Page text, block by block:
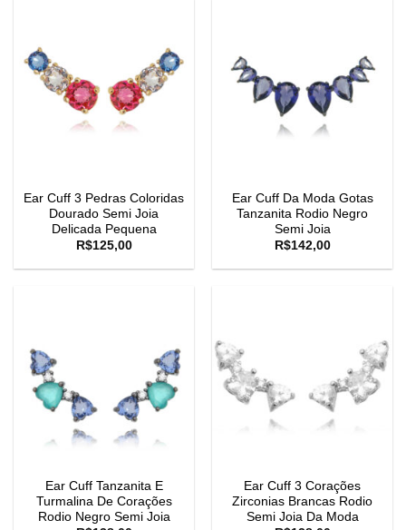
Ear Cuff 3 Pedras Coloridas
Dourado Semi Joia
Delicada Pequena
R$125,00
Ear Cuff Da Moda Gotas
Tanzanita Rodio Negro
Semi Joia
R$142,00
Ear Cuff Tanzanita E
Turmalina De Corações
Rodio Negro Semi Joia
Ear Cuff 3 Corações
Zirconias Brancas Rodio
Semi Joia Da Moda